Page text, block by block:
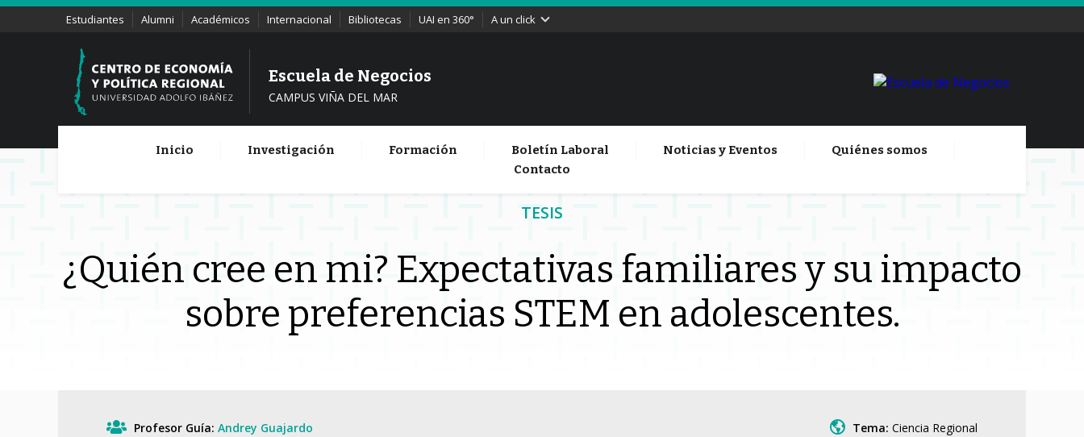
Estudiantes Alumni Académicos Internacional Bibliotecas UAI en 360° A un click
Escuela de Negocios
CAMPUS VIÑA DEL MAR
Inicio Investigación Formación Boletín Laboral Noticias y Eventos
Quiénes somos
Contacto
TESIS
¿Quién cree en mi? Expectativas familiares y su impacto
sobre preferencias STEM en adolescentes.
Profesor Guía: Andrey Guajardo Tema: Ciencia Regional